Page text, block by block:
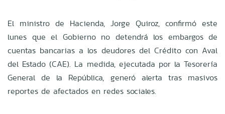
El ministro de Hacienda, Jorge Quiroz, confirmó este
lunes que el Gobierno no detendrá los embargos de
cuentas bancarias a los deudores del Crédito con Aval
del Estado (CAE). La medida, ejecutada por la Tesorería
General de la República, generó alerta tras masivos
reportes de afectados en redes sociales.